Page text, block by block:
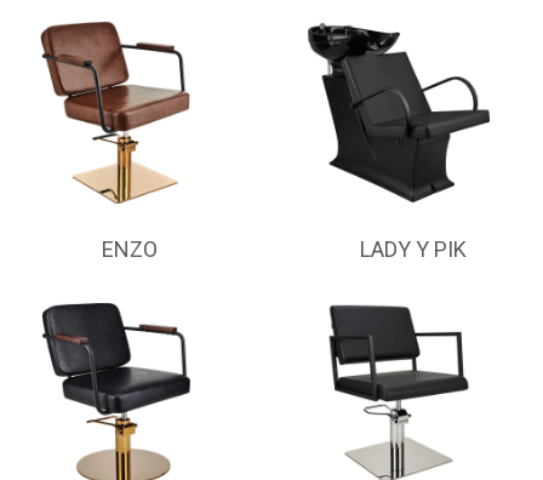
ENZO LADY Y PIK